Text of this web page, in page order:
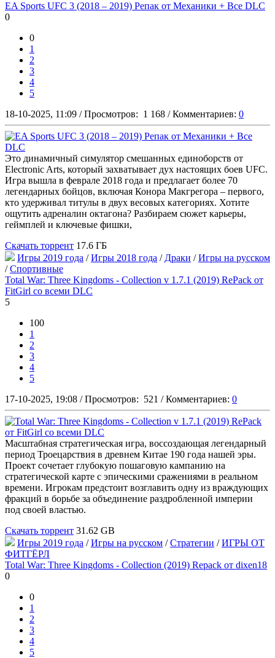
EA Sports UFC 3 (2018 – 2019) Репак от Механики + Все DLC
0
0
1
2
3
4
5
18-10-2025, 11:09 / Просмотров: 1 168 / Комментариев: 0
Это динамичный симулятор смешанных единоборств от
Electronic Arts, который захватывает дух настоящих боев UFC.
Игра вышла в феврале 2018 года и предлагает более 70
легендарных бойцов, включая Конора Макгрегора – первого,
кто удерживал титулы в двух весовых категориях. Хотите
ощутить адреналин октагона? Разбираем сюжет карьеры,
геймплей и ключевые фишки,
Скачать торрент 17.6 ГБ
Игры 2019 года /Игры 2018 года / Драки /Игры на русском
/Спортивные
Total War: Three Kingdoms - Collection v 1.7.1 (2019) RePack от
FitGirl со всеми DLC
5
100
1
2
3
4
5
17-10-2025, 19:08 / Просмотров: 521 / Комментариев: 0
Масштабная стратегическая игра, воссоздающая легендарный
период Троецарствия в древнем Китае 190 года нашей эры.
Проект сочетает глубокую пошаговую кампанию на
стратегической карте с эпическими сражениями в реальном
времени. Игрокам предстоит возглавить одну из враждующих
фракций в борьбе за объединение раздробленной империи
под своей властью.
Скачать торрент 31.62 GB
Игры 2019 года /Игры на русском /Стратегии /ИГРЫ ОТ
ФИТГЁРЛ
Total War: Three Kingdoms - Collection (2019) Repack от dixen18
0
0
1
2
3
4
5